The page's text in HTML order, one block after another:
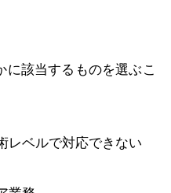
該当するものを選ぶこ
レベルで対応できない